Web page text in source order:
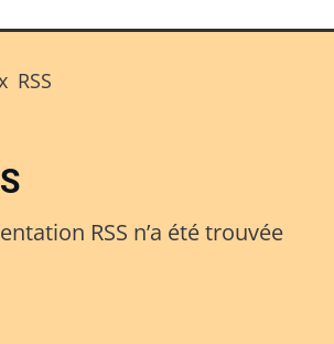
RSS
RSS nʼa été trouvée